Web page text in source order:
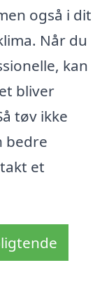
også i dit
Når du
kan
bliver
tøv ikke
bedre
et